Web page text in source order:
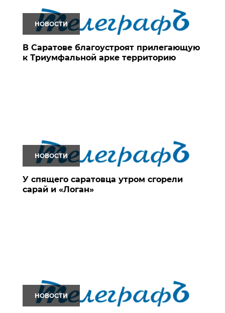
НОВОСТИ
В Саратове благоустроят прилегающую
к Триумфальной арке территорию
НОВОСТИ
У спящего саратовца утром сгорели
сарай и «Логан»
НОВОСТИ